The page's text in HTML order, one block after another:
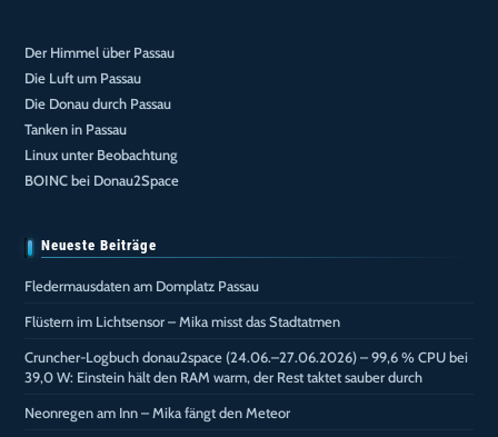
Der Himmel über Passau
Die Luft um Passau
Die Donau durch Passau
Tanken in Passau
Linux unter Beobachtung
BOINC bei Donau2Space
Neueste Beiträge
Fledermausdaten am Domplatz Passau
Flüstern im Lichtsensor – Mika misst das Stadtatmen
Cruncher-Logbuch donau2space (24.06.–27.06.2026) – 99,6 % CPU bei
39,0 W: Einstein hält den RAM warm, der Rest taktet sauber durch
Neonregen am Inn – Mika fängt den Meteor